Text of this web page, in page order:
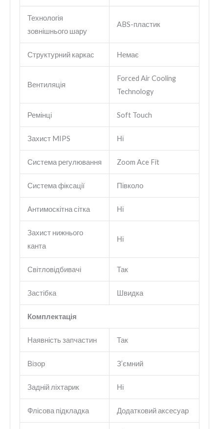
Технологія
зовнішнього шару
ABS-пластик
Структурний каркас Немає
Вентиляція
Forced Air Cooling
Technology
Ремінці Soft Touch
Захист MIPS Ні
Система регулювання Zoom Ace Fit
Система фіксації Півколо
Антимоскітна сітка Ні
Захист нижнього
канта
Ні
Світловідбивачі Так
Застібка Швидка
Комплектація
Наявність запчастин Так
Візор З’ємний
Задній ліхтарик Ні
Флісова підкладка Додатковий аксесуар